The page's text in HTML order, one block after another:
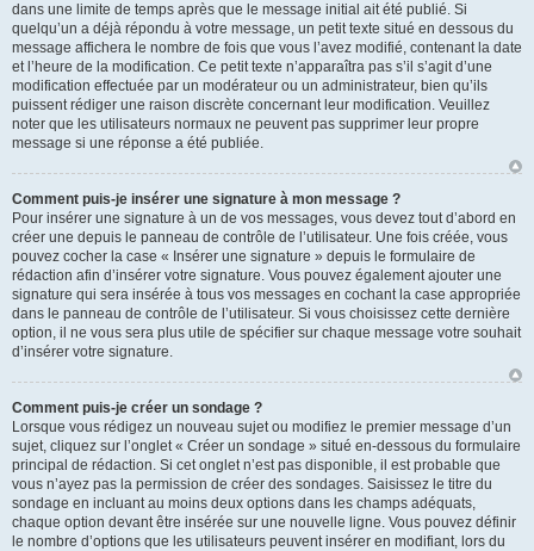
dans une limite de temps après que le message initial ait été publié. Si
quelqu’un a déjà répondu à votre message, un petit texte situé en dessous du
message affichera le nombre de fois que vous l’avez modifié, contenant la date
et l’heure de la modification. Ce petit texte n’apparaîtra pas s’il s’agit d’une
modification effectuée par un modérateur ou un administrateur, bien qu’ils
puissent rédiger une raison discrète concernant leur modification. Veuillez
noter que les utilisateurs normaux ne peuvent pas supprimer leur propre
message si une réponse a été publiée.
Comment puis-je insérer une signature à mon message ?
Pour insérer une signature à un de vos messages, vous devez tout d’abord en
créer une depuis le panneau de contrôle de l’utilisateur. Une fois créée, vous
pouvez cocher la case « Insérer une signature » depuis le formulaire de
rédaction afin d’insérer votre signature. Vous pouvez également ajouter une
signature qui sera insérée à tous vos messages en cochant la case appropriée
dans le panneau de contrôle de l’utilisateur. Si vous choisissez cette dernière
option, il ne vous sera plus utile de spécifier sur chaque message votre souhait
d’insérer votre signature.
Comment puis-je créer un sondage ?
Lorsque vous rédigez un nouveau sujet ou modifiez le premier message d’un
sujet, cliquez sur l’onglet « Créer un sondage » situé en-dessous du formulaire
principal de rédaction. Si cet onglet n’est pas disponible, il est probable que
vous n’ayez pas la permission de créer des sondages. Saisissez le titre du
sondage en incluant au moins deux options dans les champs adéquats,
chaque option devant être insérée sur une nouvelle ligne. Vous pouvez définir
le nombre d’options que les utilisateurs peuvent insérer en modifiant, lors du